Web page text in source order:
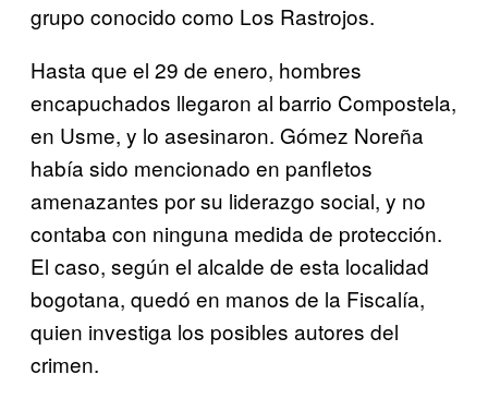
grupo conocido como Los Rastrojos.
Hasta que el 29 de enero, hombres
encapuchados llegaron al barrio Compostela,
en Usme, y lo asesinaron. Gómez Noreña
había sido mencionado en panfletos
amenazantes por su liderazgo social, y no
contaba con ninguna medida de protección.
El caso, según el alcalde de esta localidad
bogotana, quedó en manos de la Fiscalía,
quien investiga los posibles autores del
crimen.